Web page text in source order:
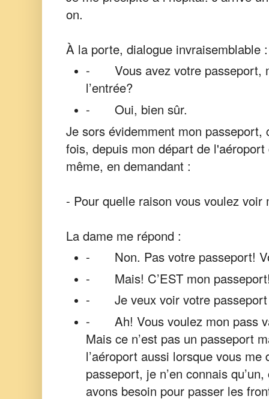
on.
À la porte, dialogue invraisemblable :
-
Vous avez votre passeport,
l’entrée?
-
Oui, bien sûr.
Je sors évidemment mon passeport,
fois, depuis mon départ de
même, en demandant :
- Pour quelle raison vous voulez voir
La dame me répond :
-
Non. Pas votre passeport!
-
Mais! C’EST mon
-
Je veux voir votre
-
Ah! Vous voulez mon pass
Mais ce n’est pas un passeport
l’aéroport aussi lorsque vous me
passeport, je n’en connais
avons besoin pour passer les